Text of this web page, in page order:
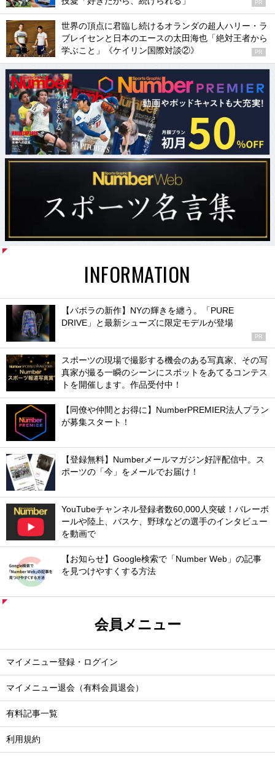
PR
世界の頂点に君臨し続けるオランダの超人ハリー・ラ
ブレイセンと日本のエースの太田海也「絶対王者から
学ぶこと」《ケイリン国際対談②》
PR
INFORMATION
【バボラの新作】NYの輝きを纏う。「PURE
DRIVE」と最新シューズに限定モデルが登場
PR
スポーツの現場で撮影する機会のある写真家、その写
真家が撮る一瞬のシーンにスポットをあてるコンテス
トを開催します。作品受付中！
【同僚や仲間とお得に】NumberPREMIER法人プラン
が募集スタート！
【登録無料】Numberメールマガジン好評配信中。ス
ポーツの「今」をメールでお届け！
YouTubeチャンネル登録者数60,000人突破！バレーボ
ールや陸上、バスケ、野球などの選手のインタビュー
を動画で
【お知らせ】Google検索で「Number Web」の記事
を見つけやすくする方法
会員メニュー
マイメニュー登録・ログイン
マイメニュー退会（有料会員退会）
有料記事一覧
利用規約